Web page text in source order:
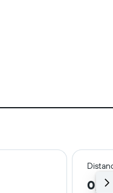
0,4